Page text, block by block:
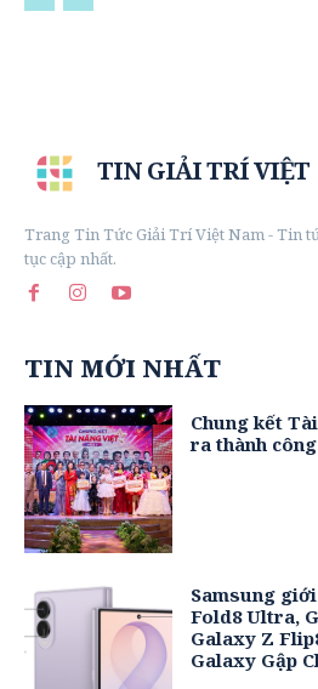
TIN GIẢI TRÍ VIỆT
Trang Tin Tức Giải Trí Việt Nam - Tin
tục cập nhất.
TIN MỚI NHẤT
Chung kết
ra thành
Samsung
Fold8 Ultra,
Galaxy Z
Galaxy Gập